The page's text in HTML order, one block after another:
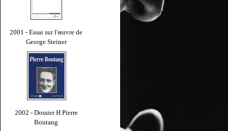
2001 - Essai sur l'œuvre de
George Steiner
2002 - Dossier H Pierre
Boutang